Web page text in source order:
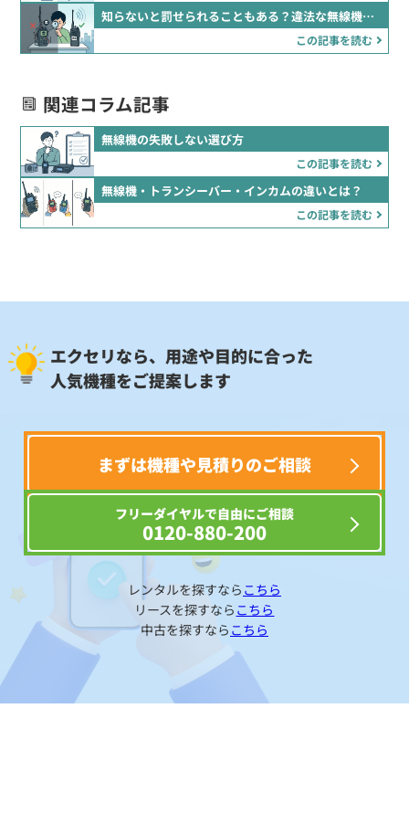
知らないと罰せられることもある？違法な無線機の見分け方
この記事を読む
関連コラム記事
無線機の失敗しない選び方
この記事を読む
無線機・トランシーバー・インカムの違いとは？
この記事を読む
エクセリなら、用途や目的に合った
人気機種をご提案します
まずは機種や見積りのご相談
フリーダイヤルで自由にご相談
0120-880-200
レンタルを探すなら こちら
リースを探すなら こちら
中古を探すなら こちら